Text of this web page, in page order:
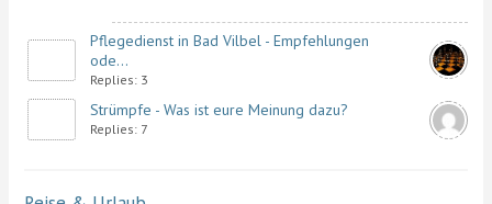
Pflegedienst in Bad Vilbel - Empfehlungen
ode...
Replies: 3
Strümpfe - Was ist eure Meinung dazu?
Replies: 7